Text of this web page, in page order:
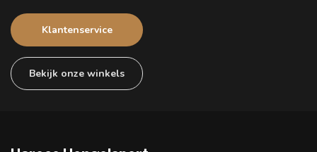
Klantenservice
Bekijk onze winkels